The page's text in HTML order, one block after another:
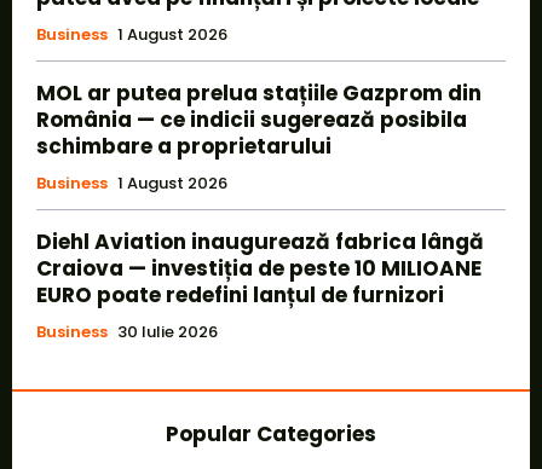
Business 1 August 2026
MOL ar putea prelua stațiile Gazprom din
România — ce indicii sugerează posibila
schimbare a proprietarului
Business 1 August 2026
Diehl Aviation inaugurează fabrica lângă
Craiova — investiția de peste 10 MILIOANE
EURO poate redefini lanțul de furnizori
Business 30 Iulie 2026
Popular Categories